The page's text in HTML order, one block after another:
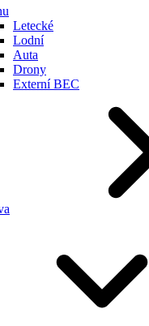
Letecké
Lodní
Auta
Drony
Externí BEC